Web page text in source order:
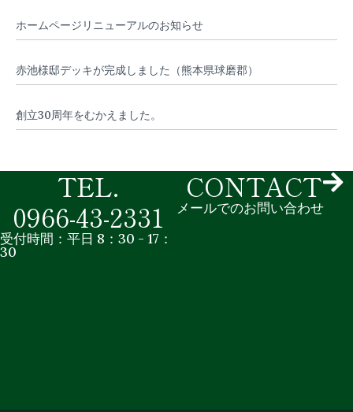
ホームページリニューアルのお知らせ
赤池様邸デッキが完成しました（熊本県球磨郡）
創立30周年をむかえました。
TEL.
0966-43-2331
受付時間：平日 8：30 - 17：
30
CONTACT
メールでのお問い合わせ